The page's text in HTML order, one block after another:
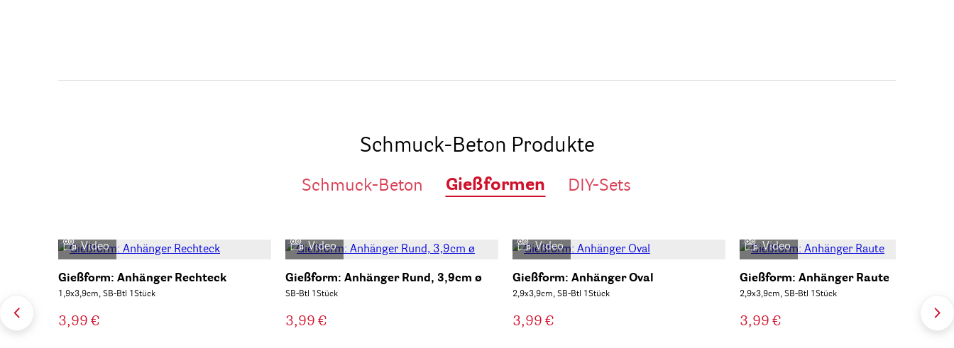
Schmuck-Beton Produkte
Schmuck-Beton Gießformen DIY-Sets
Video
Gießform: Anhänger Rechteck
1,9x3,9cm, SB-Btl 1Stück
3,99 €
Video
Gießform: Anhänger Rund, 3,9cm ø
SB-Btl 1Stück
3,99 €
Video
Gießform: Anhänger Oval
2,9x3,9cm, SB-Btl 1Stück
3,99 €
Video
Gießform: Anhänger Raute
2,9x3,9cm, SB-Btl 1Stück
3,99 €